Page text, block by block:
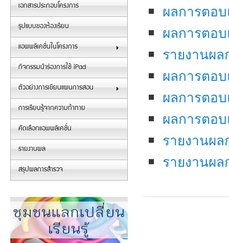
ผลการตอ
ผลการตอ
รายงานผล
ผลการตอ
ผลการตอ
ผลการตอ
รายงานผล
รายงานผ
เอกสารประกอบโครงการ
รูปแบบของห้องเรียน
แอพพลิเคชั่นในโครงการ
กิจกรรมนำร่องการใช้ iPad
ตัวอย่างการเขียนแผนการสอน
การเรียนรู้จากความท้าทาย
คัดเลือกแอพพลิเคชั่น
รายงานผล
สรุปผลการสำรวจ